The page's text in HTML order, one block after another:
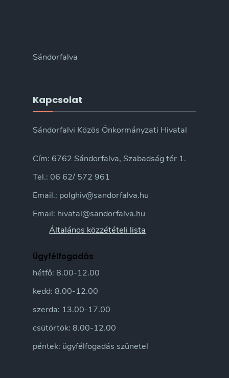
Sándorfalva
Kapcsolat
Sándorfalvi Közös Önkormányzati Hivatal
Cím: 6762 Sándorfalva, Szabadság tér 1.
Tel.: 06 62/ 572 961
Email.: polghiv@sandorfalva.hu
Email: hivatal@sandorfalva.hu
Általános közzétételi lista
Ügyfélfogadás
hétfő: 8.00-12.00
kedd: 8.00-12.00
szerda: 13.00-17.00
csütörtök: 8.00-12.00
péntek: ügyfélfogadás szünetel